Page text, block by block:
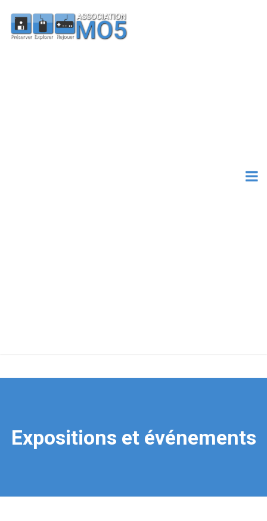
Expositions et événements